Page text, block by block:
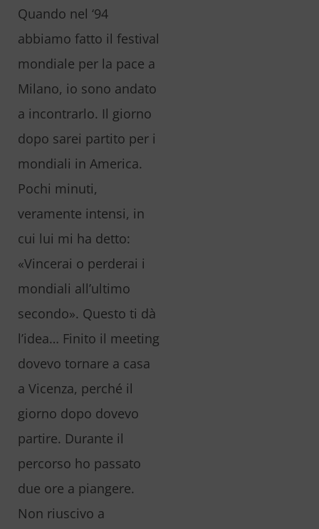
Quando nel ‘94
abbiamo fatto il festival
mondiale per la pace a
Milano, io sono andato
a incontrarlo. Il giorno
dopo sarei partito per i
mondiali in America.
Pochi minuti,
veramente intensi, in
cui lui mi ha detto:
«Vincerai o perderai i
mondiali all’ultimo
secondo». Questo ti dà
l’idea… Finito il meeting
dovevo tornare a casa
a Vicenza, perché il
giorno dopo dovevo
partire. Durante il
percorso ho passato
due ore a piangere.
Non riuscivo a